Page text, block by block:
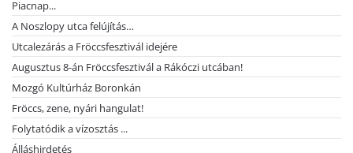
Piacnap...
A Noszlopy utca felújítás…
Utcalezárás a Fröccsfesztivál idejére
Augusztus 8-án Fröccsfesztivál a Rákóczi utcában!
Mozgó Kultúrház Boronkán
Fröccs, zene, nyári hangulat!
Folytatódik a vízosztás ...
Álláshirdetés